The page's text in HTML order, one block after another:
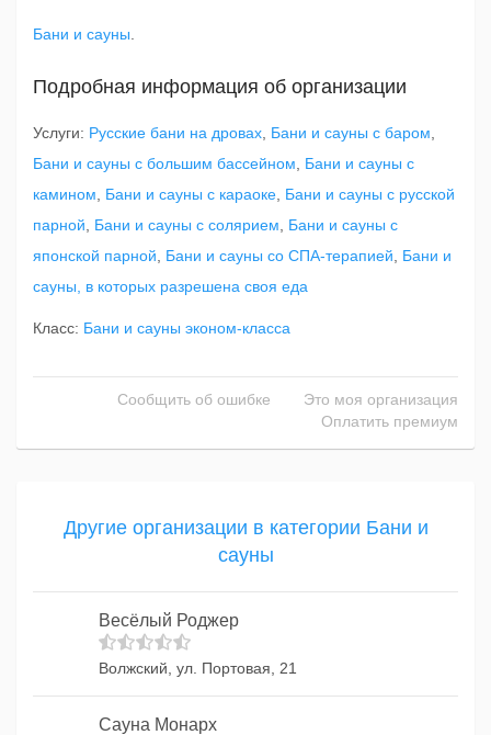
Бани и сауны
Подробная информация об организации
Услуги: Русские бани на дровах Бани и сауны с баром
Бани и сауны с большим бассейном
Бани и сауны с
камином
Бани и сауны с караоке Бани и сауны с русской
парной
Бани и сауны с солярием
Бани и сауны с
японской парной
Бани и сауны со СПА-терапией
Бани и
сауны, в которых разрешена своя еда
Класс: Бани и сауны эконом-класса
Сообщить об ошибке
Это моя организация
Оплатить премиум
Другие организации в категории Бани и
сауны
Весёлый Роджер
Волжский, ул. Портовая, 21
Сауна Монарх